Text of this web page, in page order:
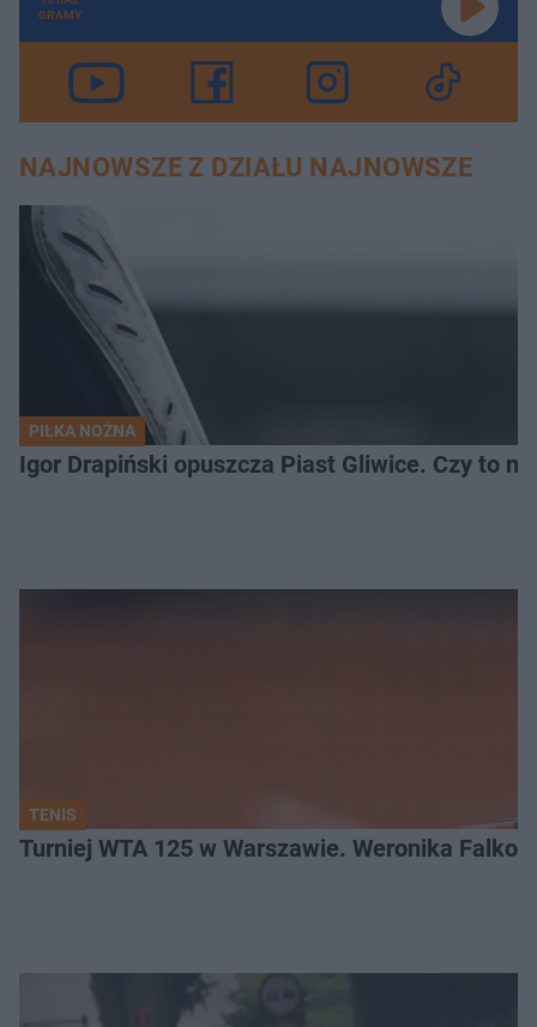
GRAMY
NAJNOWSZE Z DZIAŁU NAJNOWSZE
PIŁKA NOŻNA
Igor Drapiński opuszcza Piast Gliwice. Czy to
TENIS
Turniej WTA 125 w Warszawie. Weronika